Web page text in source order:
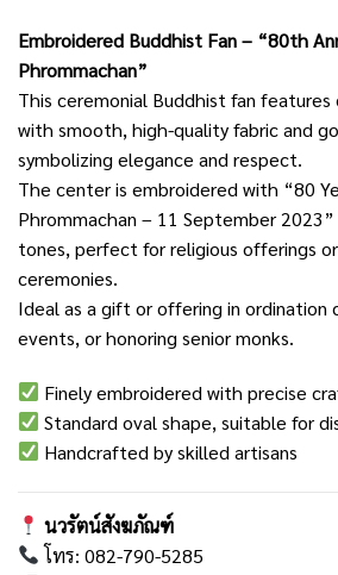
Embroidered Buddhist Fan – “80th
Phrommachan”
This ceremonial Buddhist fan
with smooth, high-quality fabric and
symbolizing elegance and respect.
The center is embroidered with “80
Phrommachan – 11 September 2023”
tones, perfect for religious offerings
ceremonies.
Ideal as a gift or offering in ordination
events, or honoring senior monks.
Finely embroidered with precise
Standard oval shape, suitable for
Handcrafted by skilled artisans
นวรัตน์สังฆภัณฑ์
โทร: 082-790-5285